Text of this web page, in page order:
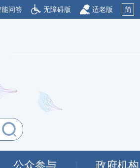
能问答 无障碍版 适老版 简
公众参与 政府机构